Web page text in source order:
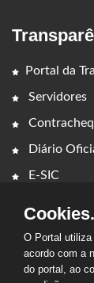
Portal da
Servidores
Diário
E-SIC
Cookies.
O Portal
acordo com a
do portal, ao